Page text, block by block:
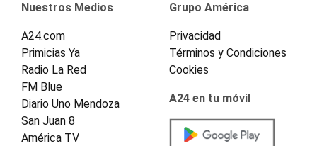
Nuestros Medios
A24.com
Primicias Ya
Radio La Red
FM Blue
Diario Uno Mendoza
San Juan 8
América TV
Grupo América
Privacidad
Términos y Condiciones
Cookies
A24 en tu móvil